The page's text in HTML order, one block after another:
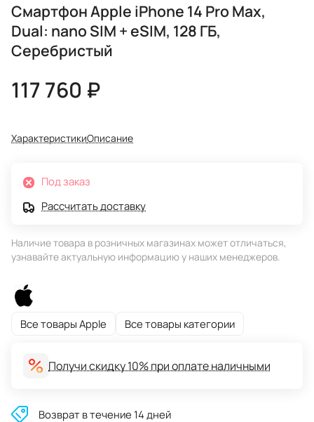
Смартфон Apple iPhone 14 Pro Max,
Dual: nano SIM + eSIM, 128 ГБ,
Серебристый
117 760 ₽
ХарактеристикиОписание
Под заказ
Рассчитать доставку
Наличие товара в розничных магазинах может отличаться,
узнавайте актуальную информацию у наших менеджеров.
Все товары Apple Все товары категории
Получи скидку 10% при оплате наличными
Возврат в течение 14 дней